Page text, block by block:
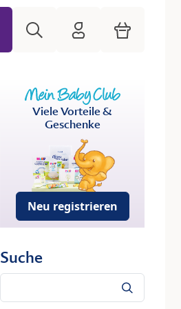
HiPP Mein Babyclub
Warenkorb
Viele Vorteile &
Geschenke
Neu registrieren
Suche